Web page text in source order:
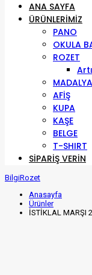
ANA SAYFA
ÜRÜNLERIMIZ
PANO
OKULA
ROZET
MADALYA
AFİŞ
KUPA
KAŞE
BELGE
T-SHIRT
SIPARIŞ VERIN
BilgiRozet
Anasayfa
Ürünler
İSTİKLAL MARŞI 2